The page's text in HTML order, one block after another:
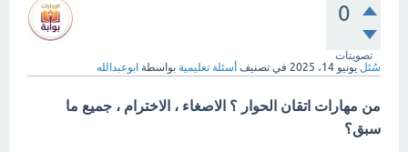
0
تصويتات
سُئل يونيو 14، 2025 في تصنيف أسئلة تعليمية بواسطة ابوعبدالله
من مهارات اتقان الحوار ؟ الاصغاء ، الاخترام ، جميع ما
سبق؟